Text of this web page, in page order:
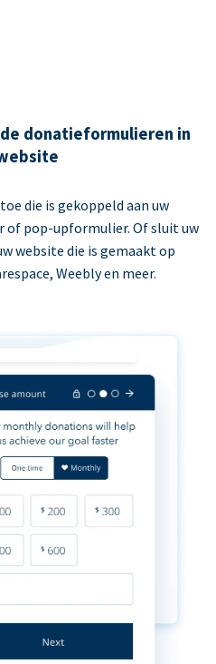
donatieformulieren in
die is gekoppeld aan uw
pop-upformulier. Of sluit uw
website die is gemaakt op
Weebly en meer.